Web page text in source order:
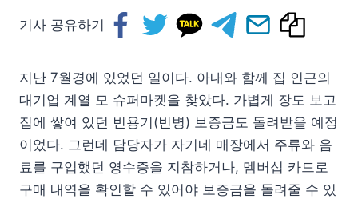
기사 공유하기
지난 7월경에 있었던 일이다. 아내와 함께 집 인근의
대기업 계열 모 슈퍼마켓을 찾았다. 가볍게 장도 보고
집에 쌓여 있던 빈용기(빈병) 보증금도 돌려받을 예정
이었다. 그런데 담당자가 자기네 매장에서 주류와 음
료를 구입했던 영수증을 지참하거나, 멤버십 카드로
구매 내역을 확인할 수 있어야 보증금을 돌려줄 수 있